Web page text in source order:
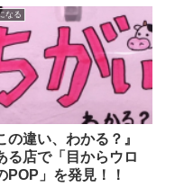
なる
の違い、わかる？』
る店で「目からウロ
POP」を発見！！